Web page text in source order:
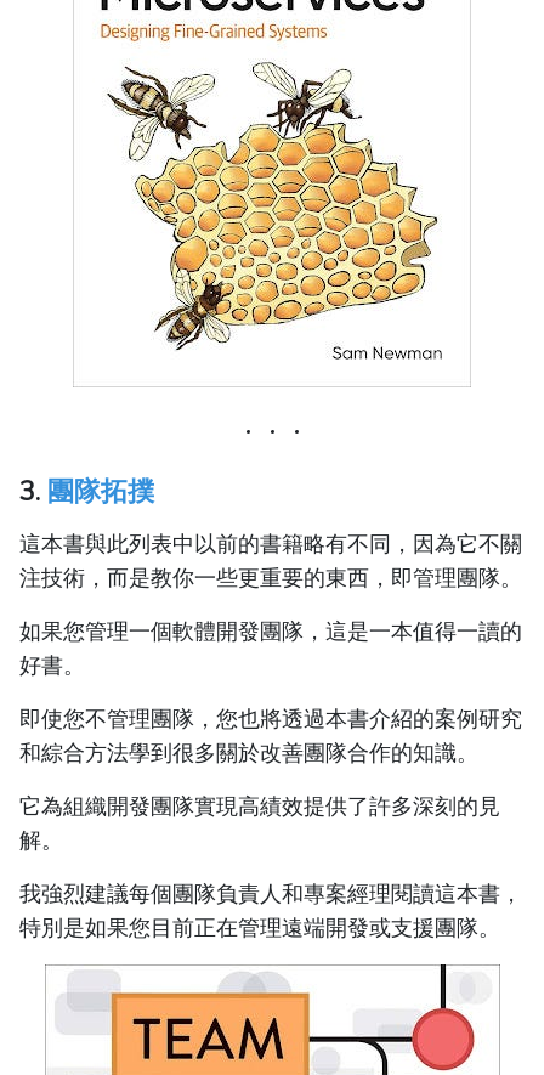
3. 團隊拓撲
這本書與此列表中以前的書籍略有不同，因為它不關
注技術，而是教你一些更重要的東西，即管理團隊。
如果您管理一個軟體開發團隊，這是一本值得一讀的
好書。
即使您不管理團隊，您也將透過本書介紹的案例研究
和綜合方法學到很多關於改善團隊合作的知識。
它為組織開發團隊實現高績效提供了許多深刻的見
解。
我強烈建議每個團隊負責人和專案經理閱讀這本書，
特別是如果您目前正在管理遠端開發或支援團隊。